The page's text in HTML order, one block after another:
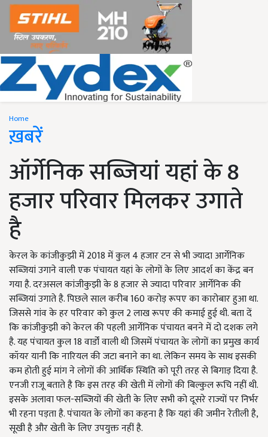
Home
ख़बरें
ऑर्गेनिक सब्जियां यहां के 8
हजार परिवार मिलकर उगाते
है
केरल के कांजीकुझी में 2018 में कुल 4 हजार टन से भी ज्यादा आर्गेनिक
सब्जियां उगाने वाली एक पंचायत यहां के लोगों के लिए आदर्श का केंद्र बन
गया है. दरअसल कांजीकुझी के 8 हजार से ज्यादा परिवार आर्गेनिक की
सब्जियां उगाते है. पिछले साल करीब 160 करोड़ रूपए का कारोबार हुआ था.
जिससे गांव के हर परिवार को कुल 2 लाख रूपए की कमाई हुई थी. बता दें
कि कांजीकुझी को केरल की पहली आर्गेनिक पंचायत बनने में दो दशक लगे
है. यह पंचायत कुल 18 वार्डों वाली थी जिसमें पंचायत के लोगों का प्रमुख कार्य
कॉयर यानी कि नारियल की जटा बनाने का था. लेकिन समय के साथ इसकी
कम होती हुई मांग ने लोगों की आर्थिक स्थिति को पूरी तरह से बिगाड़ दिया है.
एनजी राजू बताते है कि इस तरह की खेती में लोगों की बिल्कुल रूचि नहीं थी.
इसके अलावा फल-सब्जियों की खेती के लिए सभी को दूसरे राज्यों पर निर्भर
भी रहना पड़ता है. पंचायत के लोगों का कहना है कि यहां की जमीन रेतीली है,
सूखी है और खेती के लिए उपयुक्त नहीं है.